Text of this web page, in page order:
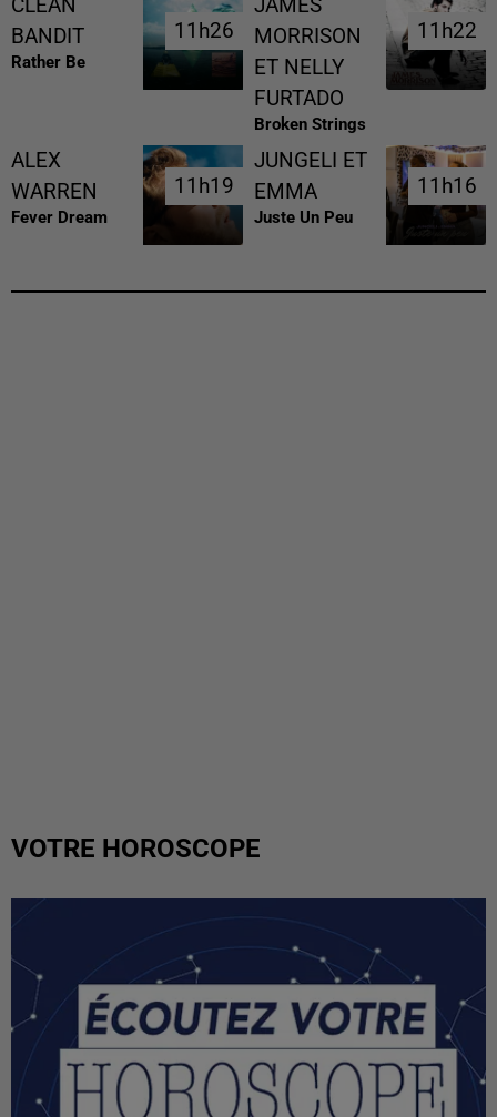
CLEAN
BANDIT
Rather Be
11h26
11h26
JAMES
MORRISON
ET NELLY
FURTADO
Broken Strings
11h22
11h22
ALEX
WARREN
Fever Dream
11h19
11h19
JUNGELI ET
EMMA
Juste Un Peu
11h16
11h16
VOTRE HOROSCOPE